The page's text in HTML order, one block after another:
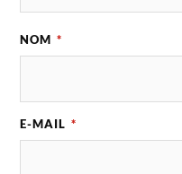
NOM *
E-MAIL *